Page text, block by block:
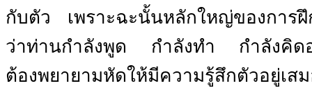
กับตัว
เพราะฉะนั้นหลักใหญ่ของการ
ว่าท่านกำลังพูด
กำลังทำ
กำลังคิด
ต้องพยายามหัดให้มีความรู้สึกตัวอยู่เส